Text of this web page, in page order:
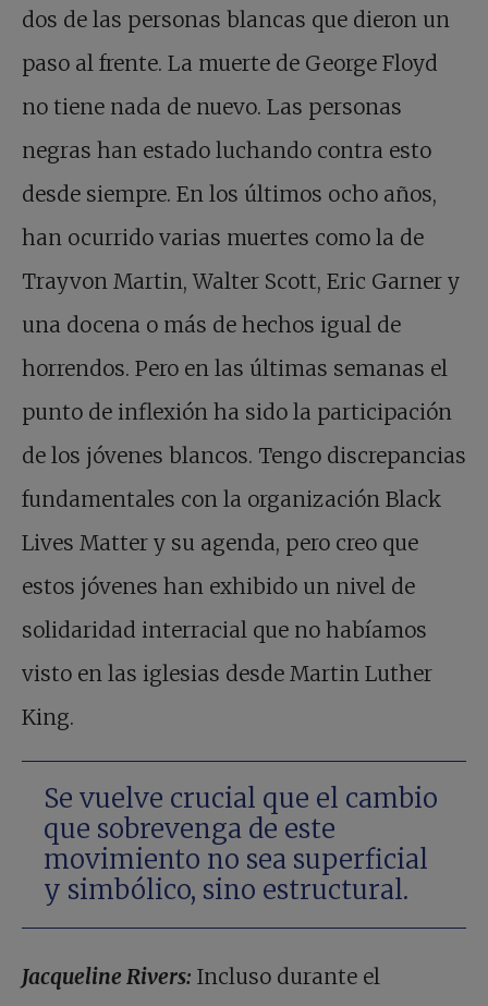
dos de las personas blancas que dieron un
paso al frente. La muerte de George Floyd
no tiene nada de nuevo. Las personas
negras han estado luchando contra esto
desde siempre. En los últimos ocho años,
han ocurrido varias muertes como la de
Trayvon Martin, Walter Scott, Eric Garner y
una docena o más de hechos igual de
horrendos. Pero en las últimas semanas el
punto de inflexión ha sido la participación
de los jóvenes blancos. Tengo discrepancias
fundamentales con la organización Black
Lives Matter y su agenda, pero creo que
estos jóvenes han exhibido un nivel de
solidaridad interracial que no habíamos
visto en las iglesias desde Martin Luther
King.
Se vuelve crucial que el cambio
que sobrevenga de este
movimiento no sea superficial
y simbólico, sino estructural.
Jacqueline Rivers: Incluso durante el